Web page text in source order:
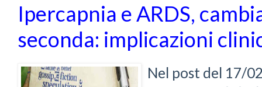
Ipercapnia e ARDS,
seconda: implicazioni
Nel post del 17/